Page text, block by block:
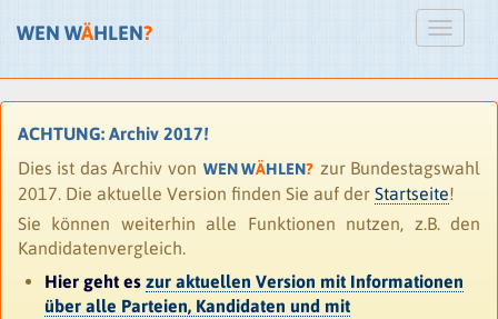
WEN WÄHLEN?
ACHTUNG: Archiv 2017!
Dies ist das Archiv von WEN WÄHLEN? zur Bundestagswahl
2017. Die aktuelle Version finden Sie auf der Startseite!
Sie können weiterhin alle Funktionen nutzen, z.B. den
Kandidatenvergleich.
Hier geht es zur aktuellen Version mit Informationen
über alle Parteien, Kandidaten und mit